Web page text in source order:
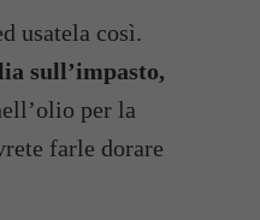
usatela così.
sull’impasto,
per la
farle dorare